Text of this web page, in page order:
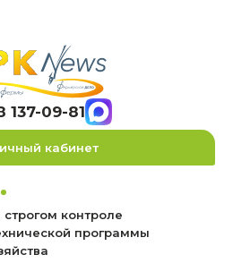
137-09-81
кабинет
контроле
программы